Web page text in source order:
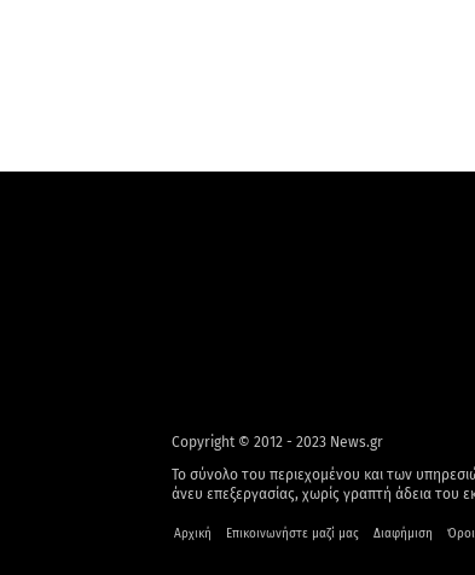
Copyright © 2012 - 2023 News.gr
Το σύνολο του περιεχομένου και των
άνευ επεξεργασίας, χωρίς γραπτή άδεια του
Αρχική Επικοινωνήστε μαζί μας Διαφήμιση